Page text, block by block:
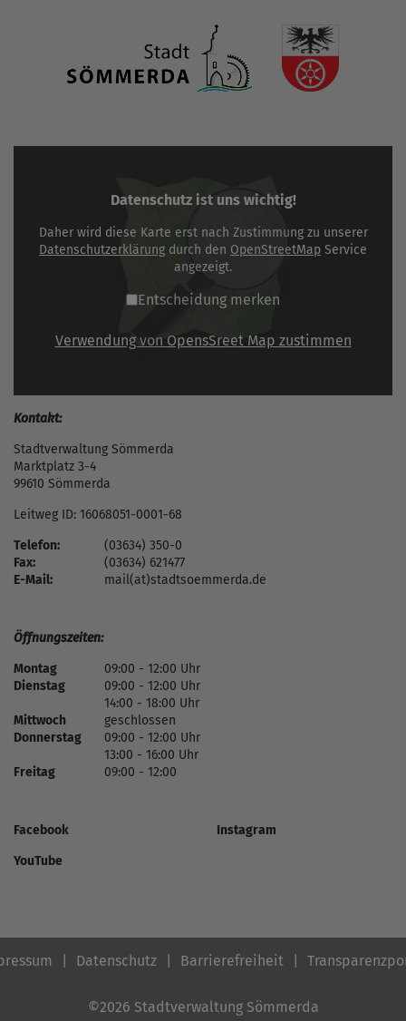
Datenschutz ist uns wichtig!
Daher wird diese Karte erst nach Zustimmung zu unserer
Datenschutzerklärung durch den OpenStreetMap Service
angezeigt.
Entscheidung merken
Verwendung von OpensSreet Map zustimmen
Kontakt:
Stadtverwaltung Sömmerda
Marktplatz 3-4
99610 Sömmerda
Leitweg ID: 16068051-0001-68
Telefon:
(03634) 350-0
Fax:
(03634) 621477
E-Mail:
mail(at)stadtsoemmerda.de
Öffnungszeiten:
Montag
09:00 - 12:00 Uhr
Dienstag
09:00 - 12:00 Uhr
14:00 - 18:00 Uhr
Mittwoch
geschlossen
Donnerstag
09:00 - 12:00 Uhr
13:00 - 16:00 Uhr
Freitag
09:00 - 12:00
Facebook
Instagram
YouTube
Datenschutz Barrierefreiheit
©2026 Stadtverwaltung Sömmerda